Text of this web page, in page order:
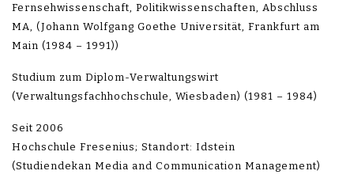
Fernsehwissenschaft, Politikwissenschaften, Abschluss
MA, (Johann Wolfgang Goethe Universität, Frankfurt am
Main (1984 – 1991))
Studium zum Diplom-Verwaltungswirt
(Verwaltungsfachhochschule, Wiesbaden) (1981 – 1984)
Seit 2006
Hochschule Fresenius; Standort: Idstein
(Studiendekan Media and Communication Management)